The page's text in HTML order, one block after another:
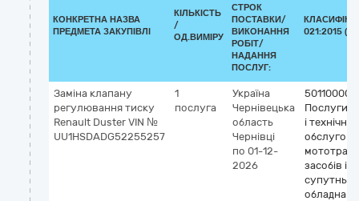
КОНКРЕТНА НАЗВА
ПРЕДМЕТА ЗАКУПІВЛІ
КІЛЬКІСТЬ
/
ОД.ВИМІРУ
СТРОК
ПОСТАВКИ/
ВИКОНАННЯ
РОБІТ/
НАДАННЯ
ПОСЛУГ:
021:2015
Заміна клапану
регулювання тиску
Renault Duster VIN №
UU1HSDADG52255257
1
послуга
Україна
Чернівецька
область
Чернівці
по 01-12-
2026
50110000-
Послуги
і
засобів і